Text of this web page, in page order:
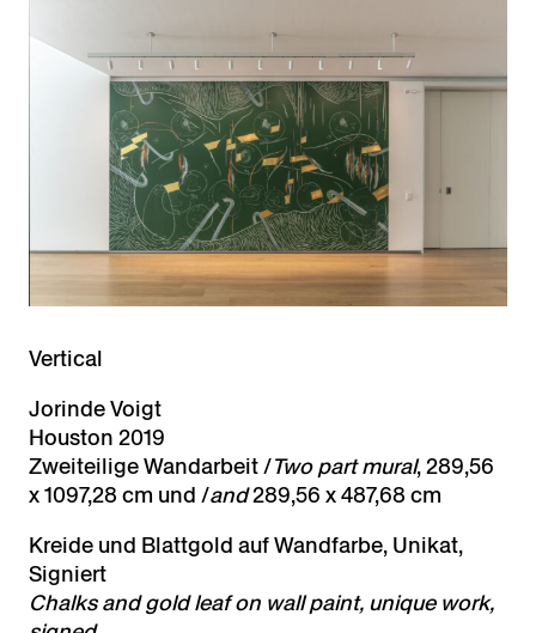
Vertical
Jorinde Voigt
Houston 2019
Zweiteilige Wandarbeit /Two part mural, 289,56
x 1097,28 cm und /and289,56 x 487,68 cm
Kreide und Blattgold auf Wandfarbe, Unikat,
Signiert
Chalks and gold leaf on wall paint, unique work,